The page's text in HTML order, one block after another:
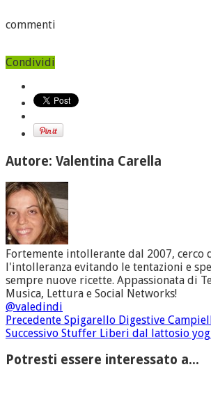
commenti
Condividi
Autore: Valentina Carella
Fortemente intollerante dal 2007, cerco
l'intolleranza evitando le tentazioni e
sempre nuove ricette. Appassionata di
Musica, Lettura e Social Networks!
@valedindi
Precedente Spigarello Digestive
Successivo Stuffer Liberi dal lattosio
Potresti essere interessato a...